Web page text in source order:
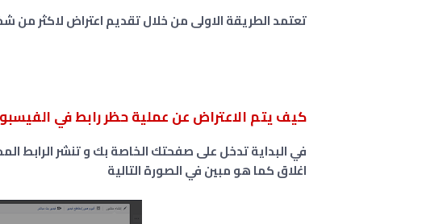
تعتمد الطريقة الاولى من خلال تقديم اعتراض لاكثر
كيف يتم الاعتراض عن عملية حظر رابط في
في البداية تدخل على صفحتك الخاصة بك و تنشر الرابط
اغلاق كما هو مبين في الصورة التالية